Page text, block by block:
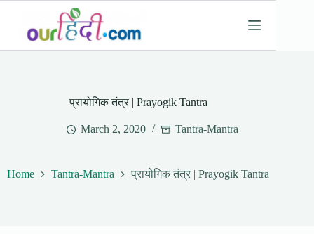
content
प्रायोगिक तंत्र | Prayogik Tantra
March 2, 2020 Tantra-Mantra
Home Tantra-Mantra प्रायोगिक तंत्र | Prayogik Tantra